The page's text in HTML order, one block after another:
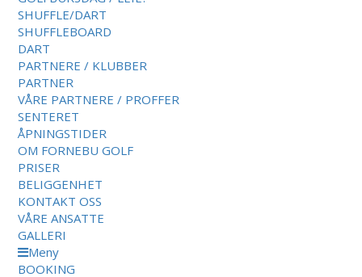
SHUFFLE/DART
SHUFFLEBOARD
DART
PARTNERE / KLUBBER
PARTNER
VÅRE PARTNERE / PROFFER
SENTERET
ÅPNINGSTIDER
OM FORNEBU GOLF
PRISER
BELIGGENHET
KONTAKT OSS
VÅRE ANSATTE
GALLERI
Meny
BOOKING